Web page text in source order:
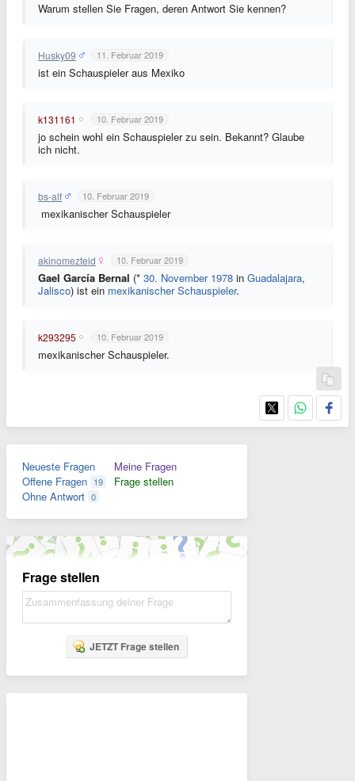
Warum stellen Sie Fragen, deren Antwort Sie kennen?
Husky09 11. Februar 2019
ist ein Schauspieler aus Mexiko
k131161 10. Februar 2019
jo schein wohl ein Schauspieler zu sein. Bekannt? Glaube
ich nicht.
bs-alf 10. Februar 2019
mexikanischer Schauspieler
akinomezteid 10. Februar 2019
Gael García Bernal (* 30. November 1978 in Guadalajara,
Jalisco) ist ein mexikanischer Schauspieler.
k293295 10. Februar 2019
mexikanischer Schauspieler.
Neueste Fragen
Offene Fragen 19
Ohne Antwort 0
Meine Fragen
Frage stellen
Frage stellen
JETZT Frage stellen